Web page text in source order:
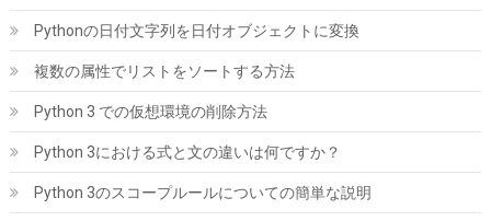
ARCTIC MX-7 (4g｜MX-Cleaner 6枚付属) - 究極性能サーマルペ
ースト、CPU・ゲーム機・グラフィックカード・ノートPC・プロ
セッサ対応、超高熱伝導率、長期耐久、非導電性、非容量性
Pythonの日付文字列を日付オブジェクトに変換
複数の属性でリストをソートする方法
Python 3 での仮想環境の削除方法
Python 3における式と文の違いは何ですか？
Python 3のスコープルールについての簡単な説明